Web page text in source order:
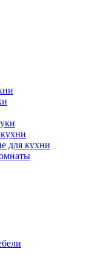
для кухни